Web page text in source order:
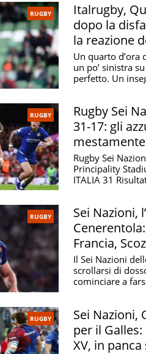
RUGBY
Italrugby,
dopo la
la reazione
Un quarto d’ora
un po’ sinistra
perfetto. Un
RUGBY
Rugby Sei
31-17: gli
Rugby Sei
Principality
ITALIA 31
RUGBY
Sei Nazioni,
Francia,
thrilling, chi
Il Sei Nazioni
scrollarsi di
cominciare a
RUGBY
Sei Nazioni,
per il Galles:
XV, in